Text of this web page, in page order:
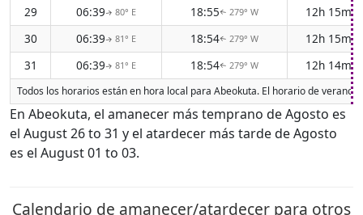
29 06:39↑ 80° E 18:55↑ 279° W
12h 15m
30
06:39↑ 81° E 18:54↑ 279° W
12h 15m
31
06:39↑ 81° E 18:54↑ 279° W 12h 14m
Todos los horarios están en hora local para Abeokuta. El horario de
En Abeokuta, el amanecer más temprano de Agosto es
el August 26 to 31 y el atardecer más tarde de Agosto
es el August 01 to 03.
Calendario de amanecer/atardecer para otros